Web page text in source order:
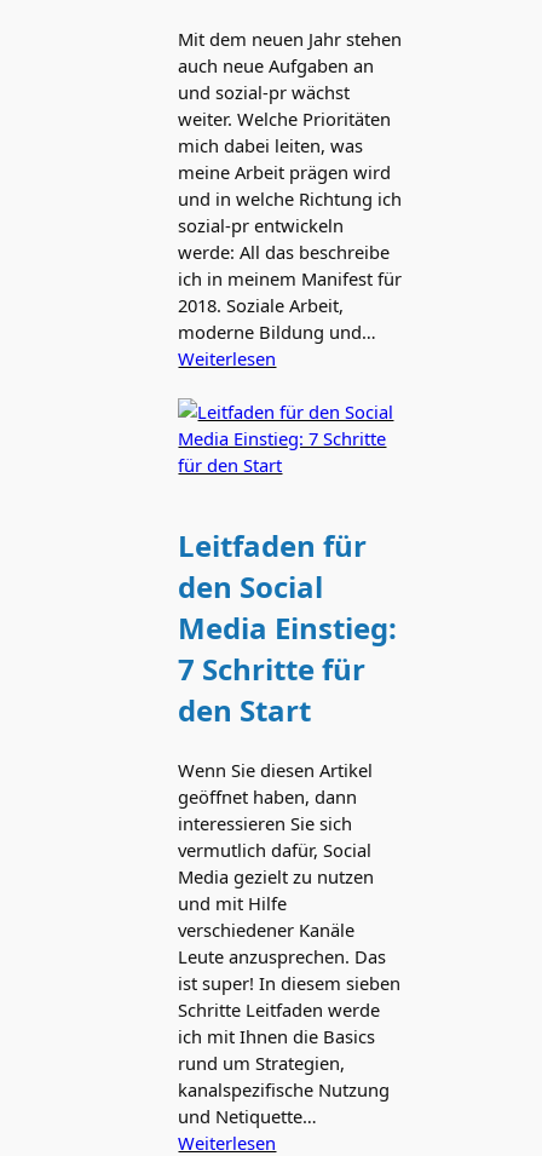
Mit dem neuen Jahr stehen
auch neue Aufgaben an
und sozial-pr wächst
weiter. Welche Prioritäten
mich dabei leiten, was
meine Arbeit prägen wird
und in welche Richtung ich
sozial-pr entwickeln
werde: All das beschreibe
ich in meinem Manifest für
2018. Soziale Arbeit,
moderne Bildung und…
Weiterlesen
Leitfaden für
den Social
Media Einstieg:
7 Schritte für
den Start
Wenn Sie diesen Artikel
geöffnet haben, dann
interessieren Sie sich
vermutlich dafür, Social
Media gezielt zu nutzen
und mit Hilfe
verschiedener Kanäle
Leute anzusprechen. Das
ist super! In diesem sieben
Schritte Leitfaden werde
ich mit Ihnen die Basics
rund um Strategien,
kanalspezifische Nutzung
und Netiquette…
Weiterlesen